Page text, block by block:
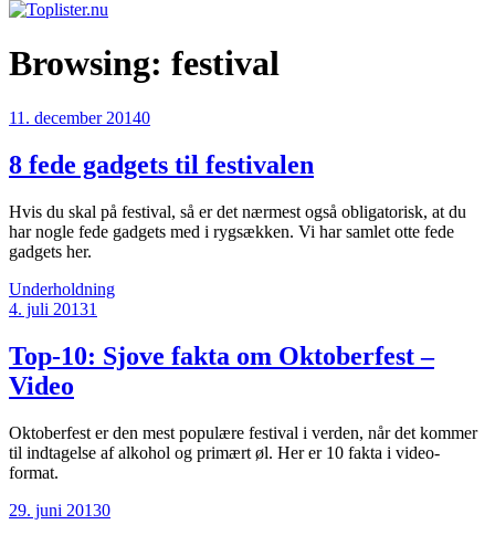
Browsing: festival
11. december 20140
8 fede gadgets til festivalen
Hvis du skal på festival, så er det nærmest også obligatorisk, at du
har nogle fede gadgets med i rygsækken. Vi har samlet otte fede
gadgets her.
Underholdning
4. juli 20131
Top-10: Sjove fakta om Oktoberfest –
Video
Oktoberfest er den mest populære festival i verden, når det kommer
til indtagelse af alkohol og primært øl. Her er 10 fakta i video-
format.
29. juni 20130